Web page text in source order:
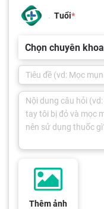
Tuổi
Chọn chuyên khoa
Thêm ảnh